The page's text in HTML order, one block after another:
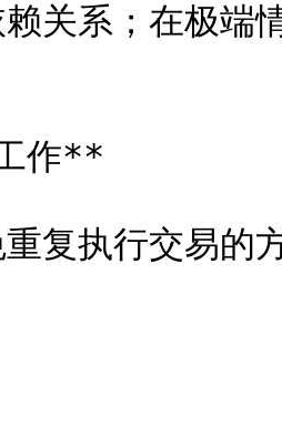
关系；在极端
作**